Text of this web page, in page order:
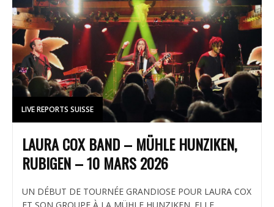
LIVE REPORTS SUISSE
LAURA COX BAND – MÜHLE HUNZIKEN,
RUBIGEN – 10 MARS 2026
UN DÉBUT DE TOURNÉE GRANDIOSE POUR LAURA COX